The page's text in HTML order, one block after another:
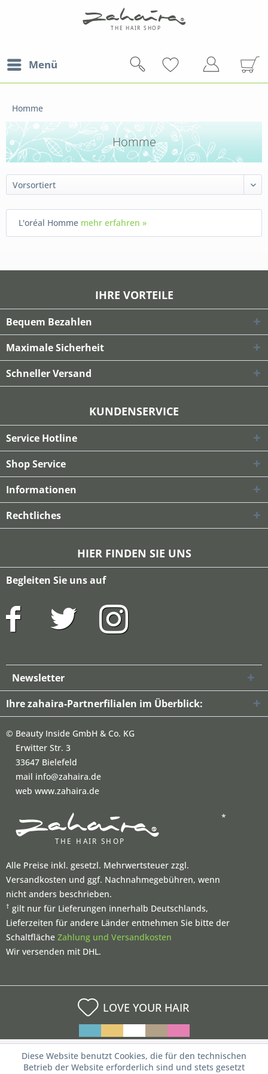
Menü
Homme
Homme
L'oréal Homme mehr erfahren »
IHRE VORTEILE
Bequem Bezahlen
Maximale Sicherheit
Schneller Versand
KUNDENSERVICE
Service Hotline
Shop Service
Informationen
Rechtliches
HIER FINDEN SIE UNS
Begleiten Sie uns auf
Newsletter
Ihre zahaira-Partnerfilialen im Überblick:
© Beauty Inside GmbH & Co. KG
Erwitter Str. 3
33647 Bielefeld
mail info@zahaira.de
web www.zahaira.de
*
Alle Preise inkl. gesetzl. Mehrwertsteuer zzgl.
Versandkosten und ggf. Nachnahmegebühren, wenn
nicht anders beschrieben.
† gilt nur für Lieferungen innerhalb Deutschlands,
Lieferzeiten für andere Länder entnehmen Sie bitte der
Schaltfläche Zahlung und Versandkosten
Wir versenden mit DHL.
LOVE YOUR HAIR
Diese Website benutzt Cookies, die für den technischen
Betrieb der Website erforderlich sind und stets gesetzt